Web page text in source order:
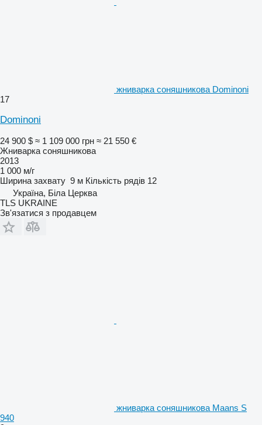
жниварка соняшникова Dominoni
17
Dominoni
24 900 $ ≈ 1 109 000 грн ≈ 21 550 €
Жниварка соняшникова
2013
1 000 м/г
Ширина захвату 9 м Кількість рядів 12
Україна, Біла Церква
TLS UKRAINE
Зв'язатися з продавцем
жниварка соняшникова Maans S
940